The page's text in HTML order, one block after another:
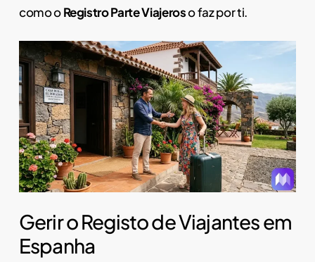
como oRegistro Parte Viajeroso faz por ti.
Gerir o Registo de Viajantes em
Espanha